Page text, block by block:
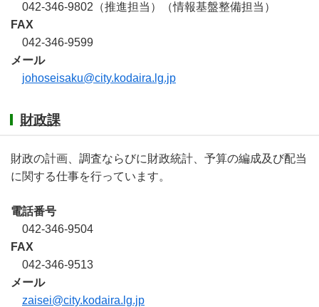
042-346-9802（推進担当）（情報基盤整備担当）
FAX
042-346-9599
メール
johoseisaku@city.kodaira.lg.jp
財政課
財政の計画、調査ならびに財政統計、予算の編成及び配当
に関する仕事を行っています。
電話番号
042-346-9504
FAX
042-346-9513
メール
zaisei@city.kodaira.lg.jp